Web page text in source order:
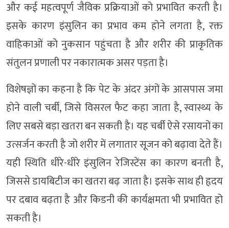
और कई महत्वपूर्ण जैविक प्रक्रियाओं को प्रभावित करती है।
इसके कारण इंसुलिन का प्रभाव कम होने लगता है, रक्त
वाहिकाओं को नुकसान पहुंचता है और शरीर की प्राकृतिक
संतुलन प्रणाली पर नकारात्मक असर पड़ता है।
विशेषज्ञों का कहना है कि पेट के अंदर अंगों के आसपास जमा
होने वाली चर्बी, जिसे विसरल फैट कहा जाता है, स्वास्थ्य के
लिए सबसे बड़ा खतरा बन सकती है। यह चर्बी ऐसे रसायनों का
उत्सर्जन करती है जो शरीर में लगातार सूजन को बढ़ावा देते हैं।
यही स्थिति धीरे-धीरे इंसुलिन रेजिस्टेंस का कारण बनती है,
जिससे डायबिटीज का खतरा बढ़ जाता है। इसके साथ ही हृदय
पर दबाव बढ़ता है और किडनी की कार्यक्षमता भी प्रभावित हो
सकती है।